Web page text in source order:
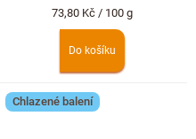
Měrná
cena:
73,80 Kč / 100 g
Do košíku
Chlazené balení